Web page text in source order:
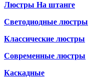
Люстры На штанге
Светодиодные люстры
Классические люстры
Современные люстры
Каскадные